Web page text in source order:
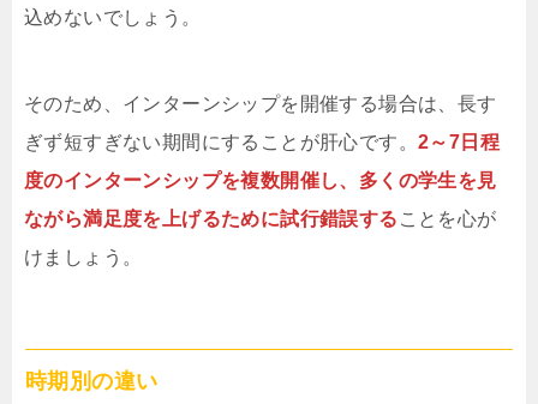
込めないでしょう。
そのため、インターンシップを開催する場合は、長す
ぎず短すぎない期間にすることが肝心です。 2～7日程
度のインターンシップを複数開催し、多くの学生を見
ながら満足度を上げるために試行錯誤する ことを心が
けましょう。
時期別の違い